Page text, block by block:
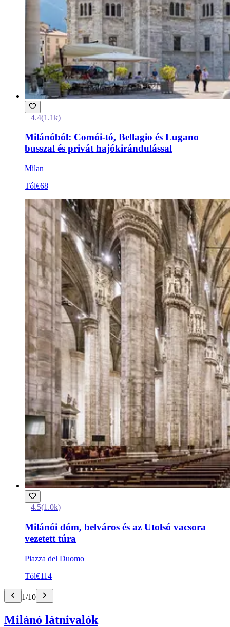
4.4(1.1k)
Milánóból: Comói-tó, Bellagio és Lugano
busszal és privát hajókirándulással
Milan
Tól€68
4.5(1.0k)
Milánói dóm, belváros és az Utolsó vacsora
vezetett túra
Piazza del Duomo
Tól€114
1/10
Milánó látnivalók